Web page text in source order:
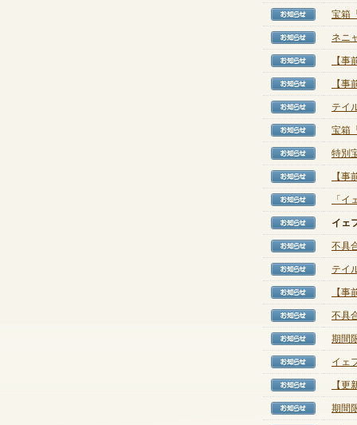
【お
宝箱
【お
ネニ
【お
【
【お
【
【お
テイ
【お
宝箱
【お
特別
【お
【
【お
「
【お
イェ
【お
不具
【お
テイ
【お
【
【お
不具
【お
期間
【お
イェ
【お
【
【お
期間